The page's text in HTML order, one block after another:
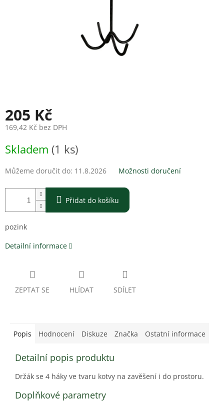
205 Kč
169,42 Kč bez DPH
cena:
Skladem (1 ks)
Můžeme doručit do: 11.8.2026 Možnosti doručení
Přidat do košíku
pozink
Detailní informace
ZEPTAT SE HLÍDAT SDÍLET
Popis Hodnocení Diskuze Značka Ostatní informace
Detailní popis produktu
Držák se 4 háky ve tvaru kotvy na zavěšení i do prostoru.
Doplňkové parametry